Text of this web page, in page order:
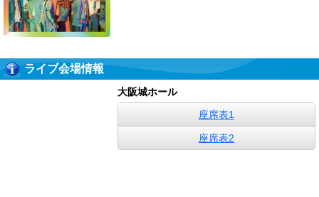
ライブ会場情報
大阪城ホール
座席表1
座席表2